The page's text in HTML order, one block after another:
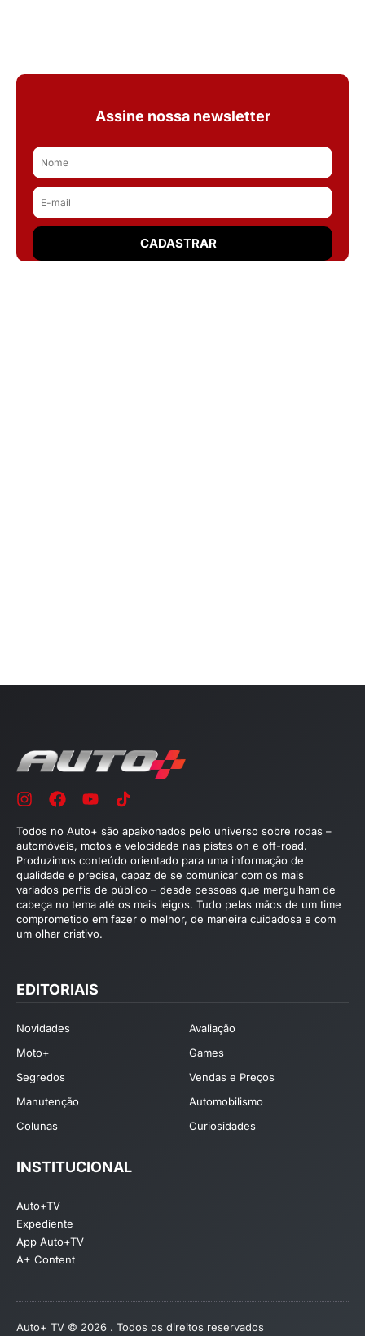
Assine nossa newsletter
Todos no Auto+ são apaixonados pelo universo sobre rodas –
automóveis, motos e velocidade nas pistas on e off-road.
Produzimos conteúdo orientado para uma informação de
qualidade e precisa, capaz de se comunicar com os mais
variados perfis de público – desde pessoas que mergulham de
cabeça no tema até os mais leigos. Tudo pelas mãos de um time
comprometido em fazer o melhor, de maneira cuidadosa e com
um olhar criativo.
EDITORIAIS
Novidades
Avaliação
Moto+
Games
Segredos
Vendas e Preços
Manutenção
Automobilismo
Colunas
Curiosidades
INSTITUCIONAL
Auto+TV
Expediente
App Auto+TV
A+ Content
Auto+ TV © 2026 . Todos os direitos reservados